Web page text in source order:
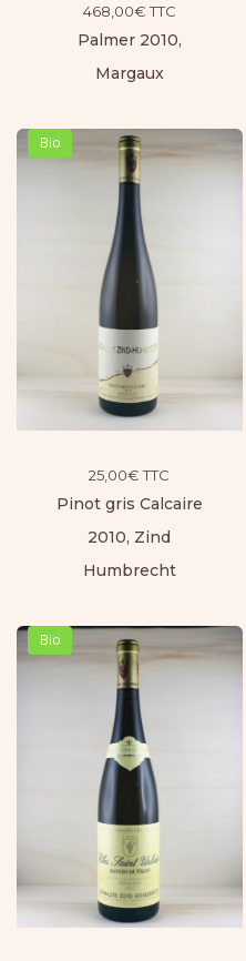
468,00€ TTC
Palmer 2010,
Margaux
Bio
25,00€ TTC
Pinot gris Calcaire
2010, Zind
Humbrecht
Bio